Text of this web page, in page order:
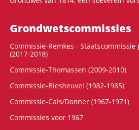
Grondwets­commissies
Commissie-Remkes -
(2017-2018)
Commissie-Thomassen (2009-2010)
Commissie-Biesheuvel (1982-1985)
Commissie-Cals/Donner (1967-1971)
Commissies voor 1967